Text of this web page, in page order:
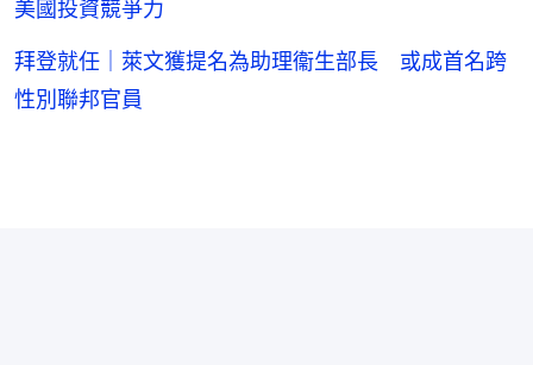
美國投資競爭力
拜登就任｜萊文獲提名為助理衞生部長 或成首名跨
性別聯邦官員